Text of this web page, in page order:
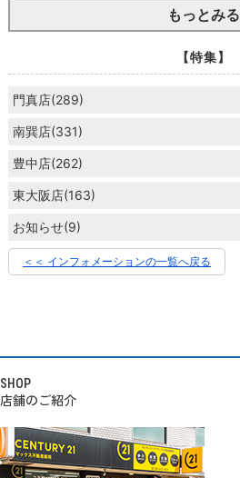
もっとみる
【特集】
門真店(289)
南巽店(331)
豊中店(262)
東大阪店(163)
お知らせ(9)
＜＜ インフォメーションの一覧へ戻る
SHOP
店舗のご紹介